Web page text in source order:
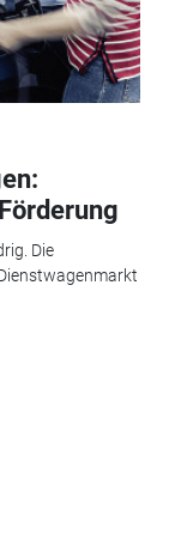
Die